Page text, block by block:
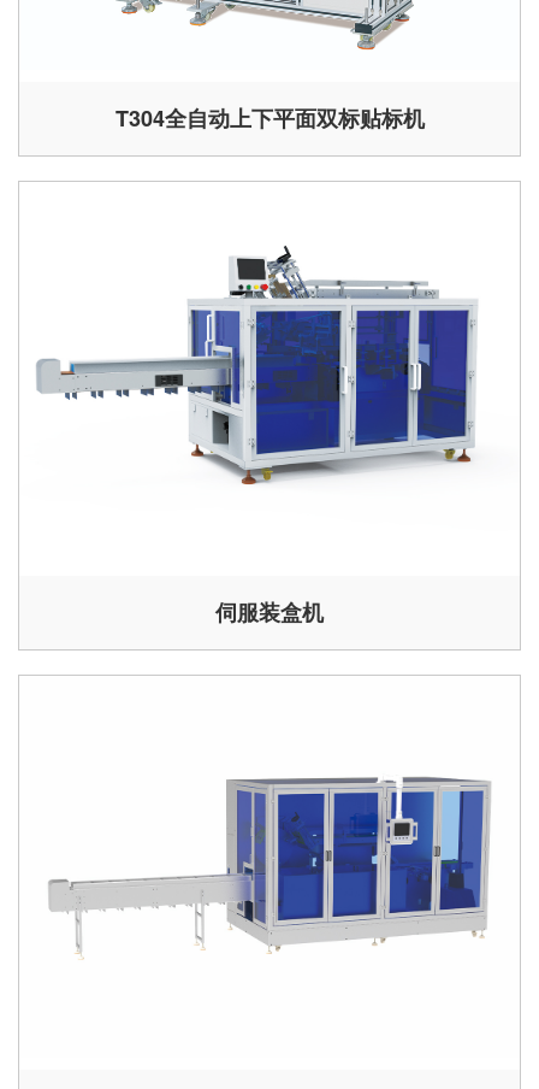
T304全自动上下平面双标贴标机
伺服装盒机